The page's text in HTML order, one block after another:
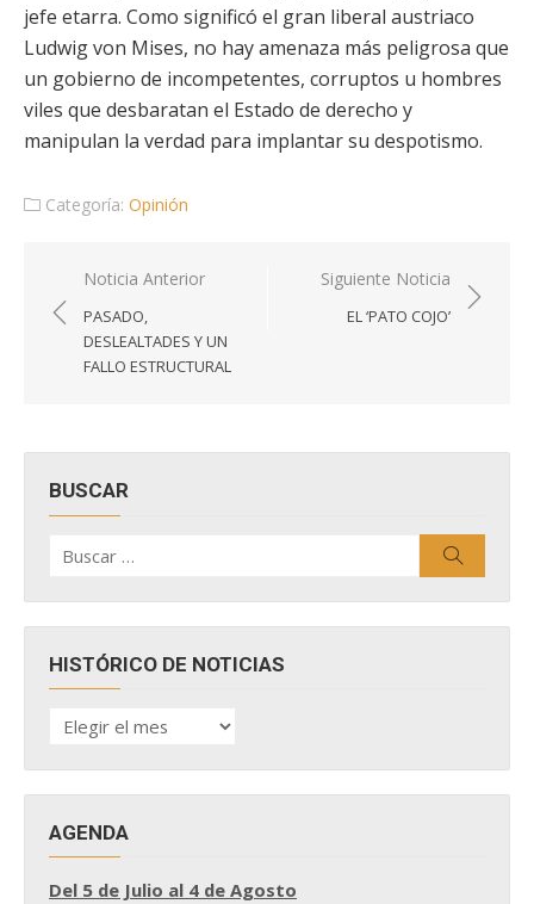
jefe etarra. Como significó el gran liberal austriaco
Ludwig von Mises, no hay amenaza más peligrosa que
un gobierno de incompetentes, corruptos u hombres
viles que desbaratan el Estado de derecho y
manipulan la verdad para implantar su despotismo.
Categoría: Opinión
Navegación
de
entradas
Noticia Anterior
PASADO,
DESLEALTADES Y UN
FALLO ESTRUCTURAL
Siguiente Noticia
EL ‘PATO COJO’
BUSCAR
por:
HISTÓRICO DE NOTICIAS
HISTÓRICO
DE
AGENDA
Del 5 de Julio al 4 de Agosto